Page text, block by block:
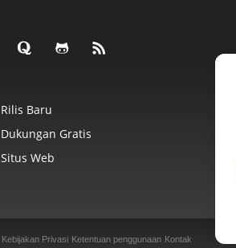
Rilis Baru
Dukungan Gratis
Situs Web
Kebijakan Privasi Ketentuan penggunaan Kontak